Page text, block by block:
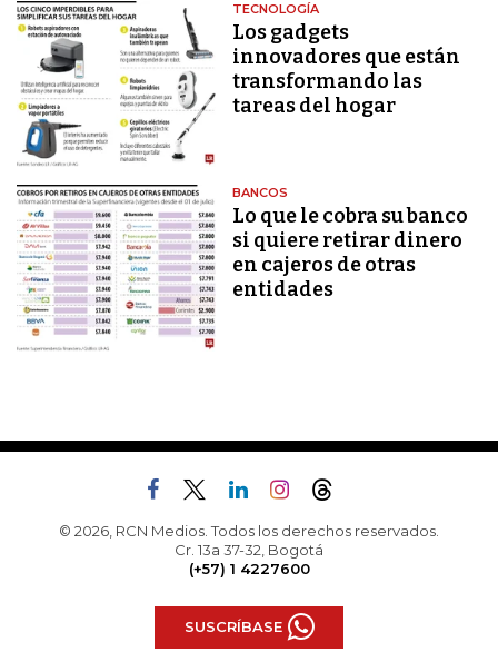
TECNOLOGÍA
Los gadgets
innovadores que están
transformando las
tareas del hogar
BANCOS
Lo que le cobra su banco
si quiere retirar dinero
en cajeros de otras
entidades
© 2026, RCN Medios. Todos los derechos reservados.
Cr. 13a 37-32, Bogotá
(+57) 1 4227600
SUSCRÍBASE